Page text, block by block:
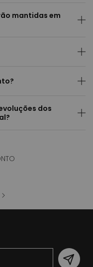
mantidas em
dos